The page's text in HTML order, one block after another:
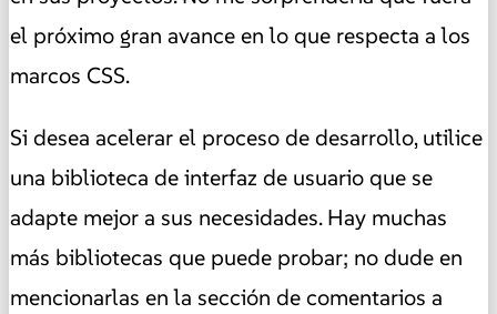
el próximo gran avance en lo que respecta a los
marcos CSS.
Si desea acelerar el proceso de desarrollo, utilice
una biblioteca de interfaz de usuario que se
adapte mejor a sus necesidades. Hay muchas
más bibliotecas que puede probar; no dude en
mencionarlas en la sección de comentarios a